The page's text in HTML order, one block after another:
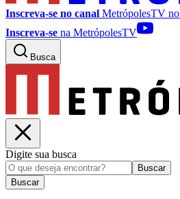
Inscreva-se no canal MetrópolesTV no
Inscreva-se na MetrópolesTV
Busca
Digite sua busca
Buscar
Buscar